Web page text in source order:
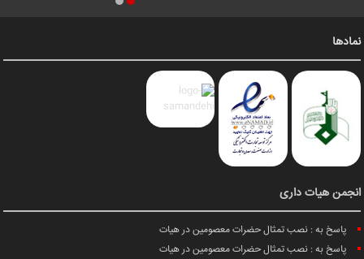
نمادها
انجمن هیات داری
پاسخ به : نصب تمثال حضرات معصومین در هیات
پاسخ به : نصب تمثال حضرات معصومین در هیات